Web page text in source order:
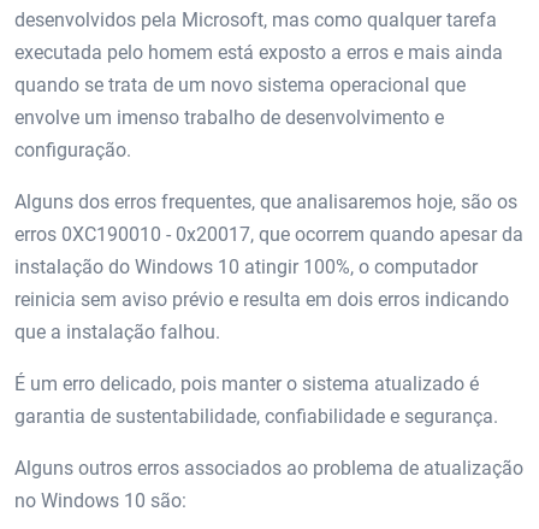
desenvolvidos pela Microsoft, mas como qualquer tarefa
executada pelo homem está exposto a erros e mais ainda
quando se trata de um novo sistema operacional que
envolve um imenso trabalho de desenvolvimento e
configuração.
Alguns dos erros frequentes, que analisaremos hoje, são os
erros 0XC190010 - 0x20017, que ocorrem quando apesar da
instalação do Windows 10 atingir 100%, o computador
reinicia sem aviso prévio e resulta em dois erros indicando
que a instalação falhou.
É um erro delicado, pois manter o sistema atualizado é
garantia de sustentabilidade, confiabilidade e segurança.
Alguns outros erros associados ao problema de atualização
no Windows 10 são: